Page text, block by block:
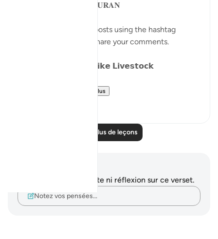
𝐏𝐀𝐑𝐀𝐁𝐋𝐄𝐒 𝐈𝐍 𝐓𝐇𝐄 𝐐𝐔𝐑𝐀𝐍
Catch up on previous posts using the hashtag
and please share your comments.
𝗗𝗮𝘆 𝟴: 𝗪𝗮𝗻𝗱𝗲𝗿𝗶𝗻𝗴 𝗹𝗶𝗸𝗲 𝗟𝗶𝘃𝗲𝘀𝘁𝗼𝗰𝗸
Voir plus
Lire plus de leçons
Vous n'avez aucune note ni réflexion sur ce verset.
Notez vos pensées…